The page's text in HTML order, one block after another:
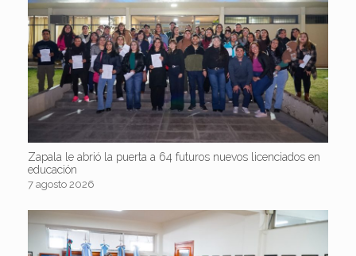
Zapala le abrió la puerta a 64 futuros nuevos licenciados en
educación
7 agosto 2026